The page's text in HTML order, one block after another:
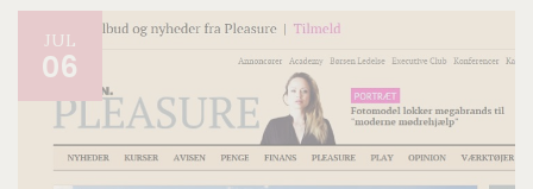
JUL
06